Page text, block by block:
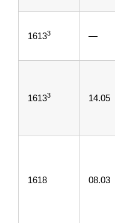
16133 —
16133 14.05
1618 08.03